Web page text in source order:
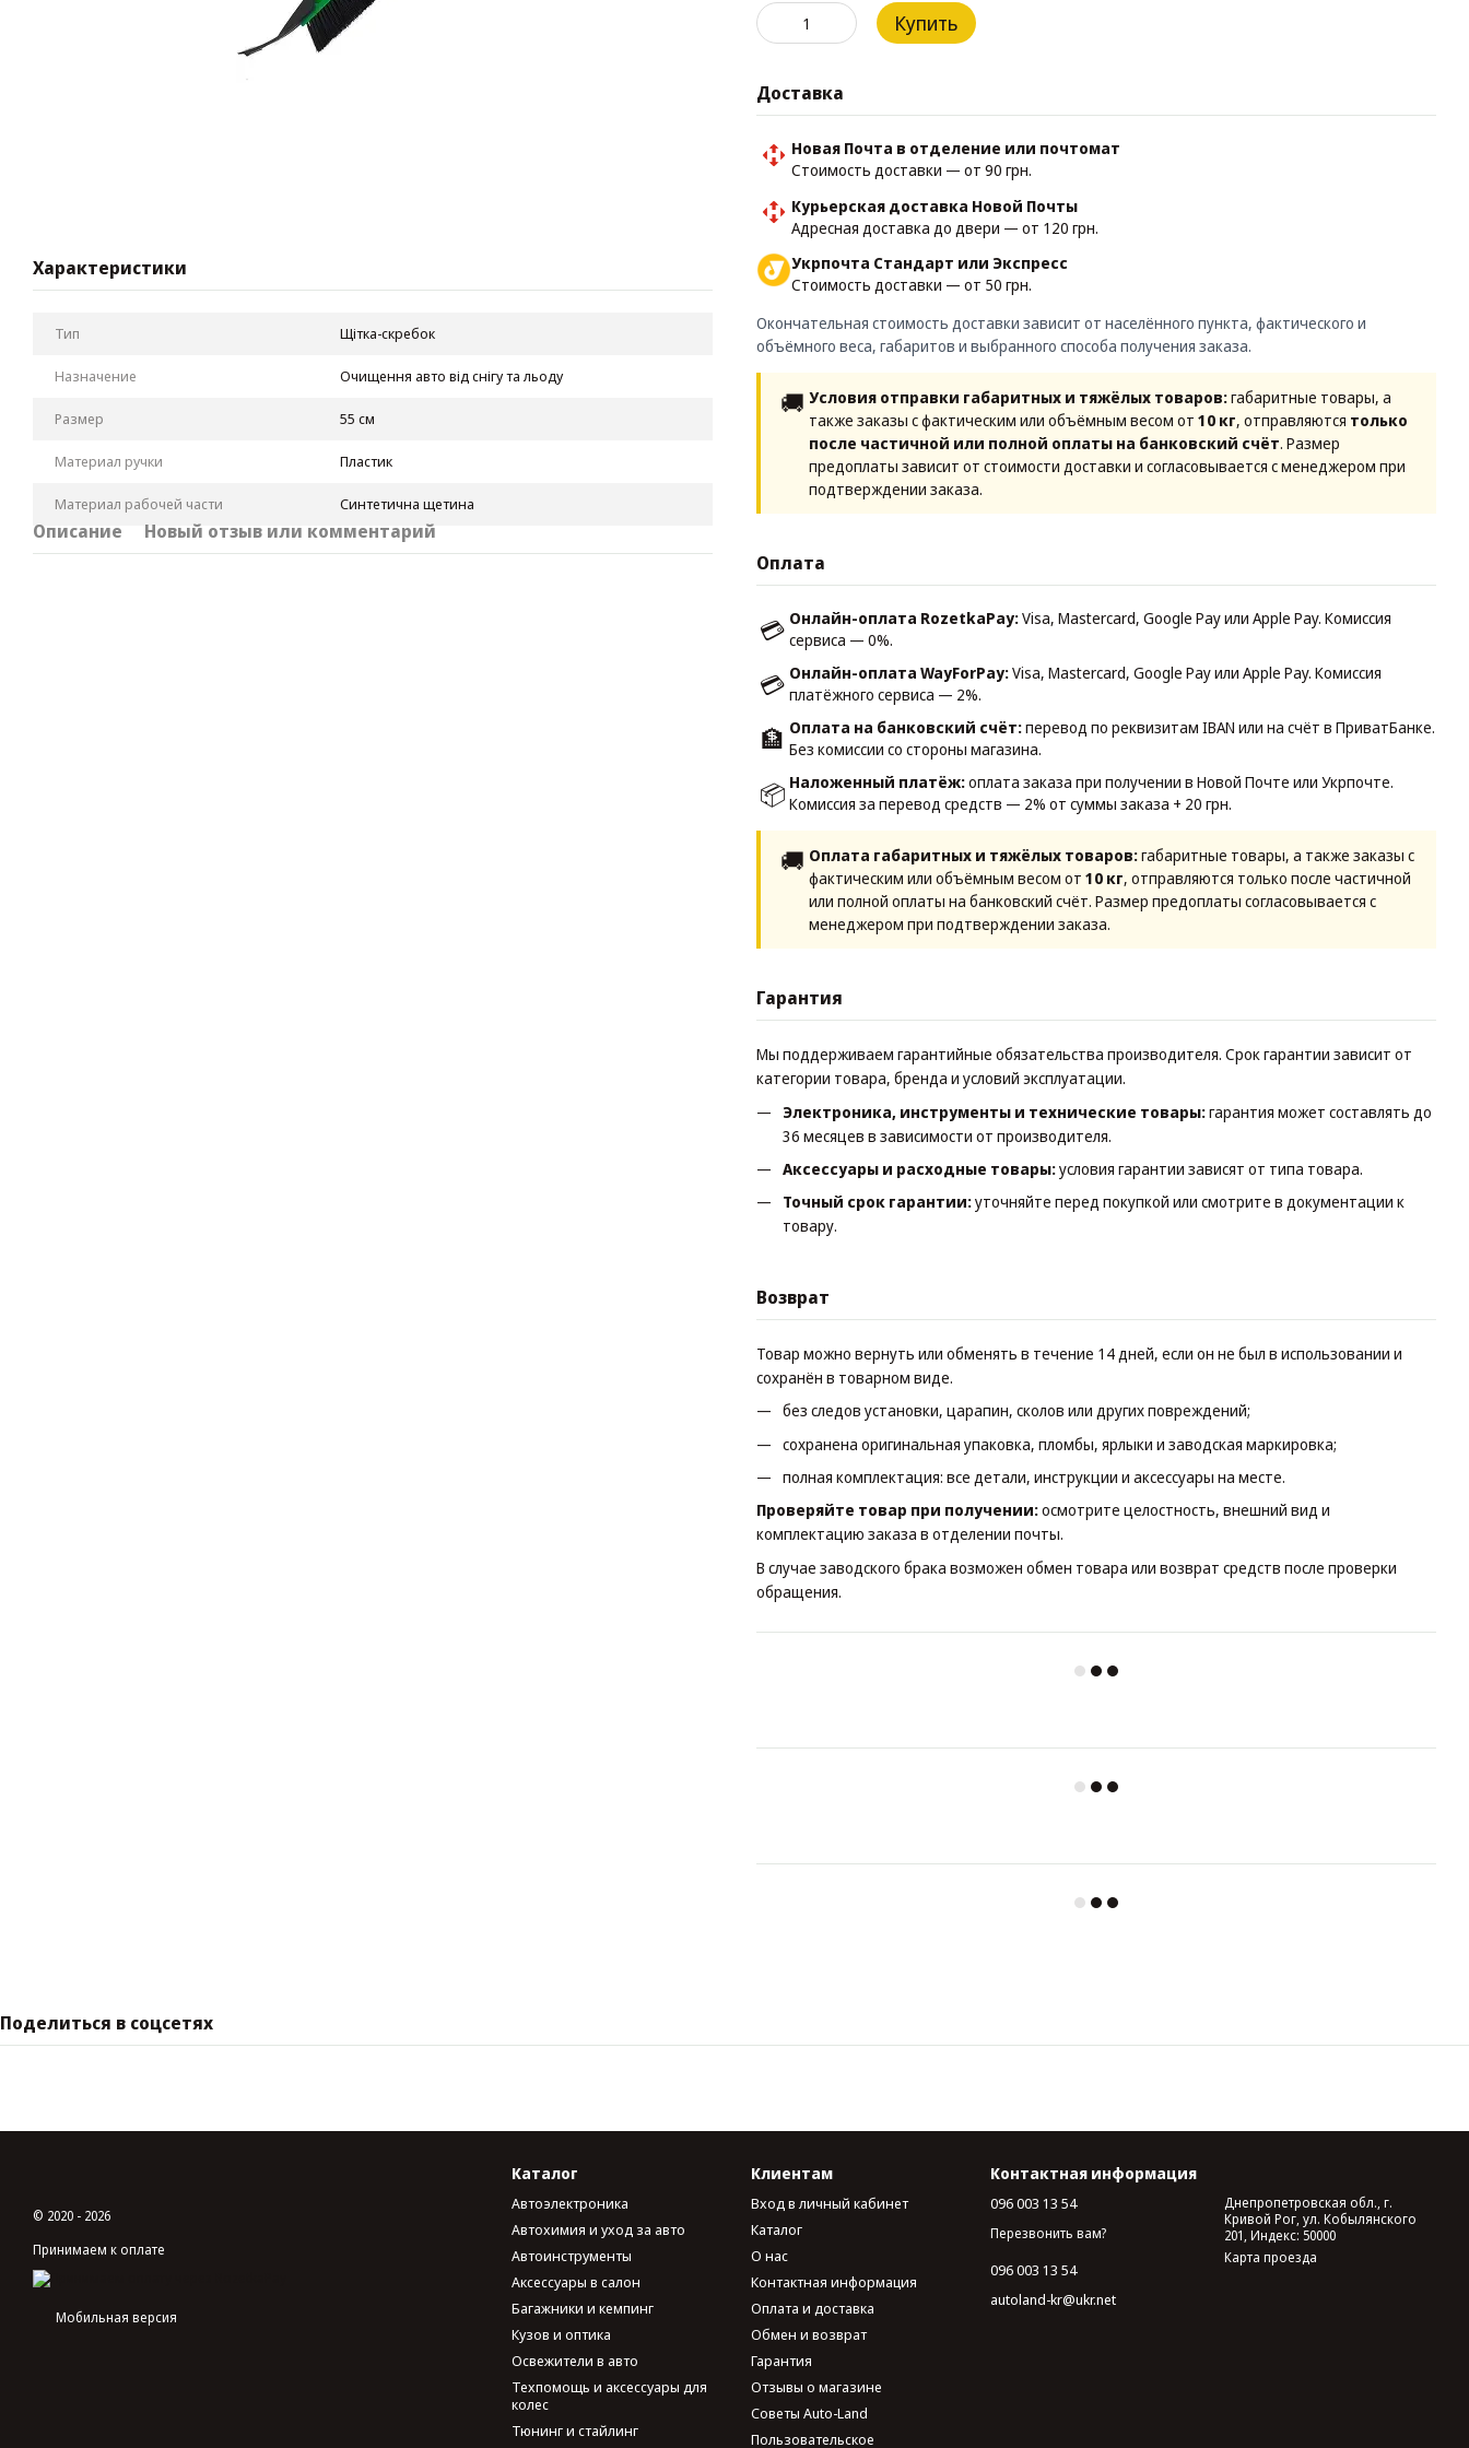
Характеристики
Тип Щітка-скребок
Назначение Очищення авто від снігу та льоду
Размер 55 см
Материал ручки Пластик
Материал рабочей части Синтетична щетина
Описание Новый отзыв или комментарий
Купить
Доставка
Новая Почта в отделение или почтомат
Стоимость доставки — от 90 грн.
Курьерская доставка Новой Почты
Адресная доставка до двери — от 120 грн.
Укрпочта Стандарт или Экспресс
Стоимость доставки — от 50 грн.
Окончательная стоимость доставки зависит от населённого пункта, фактического и
объёмного веса, габаритов и выбранного способа получения заказа.
🚚 Условия отправки габаритных и тяжёлых товаров:габаритные товары, а
также заказы с фактическим или объёмным весом от 10 кг, отправляются только
после частичной или полной оплаты на банковский счёт. Размер
предоплаты зависит от стоимости доставки и согласовывается с менеджером при
подтверждении заказа.
Оплата
💳 Онлайн-оплата RozetkaPay:Visa, Mastercard, Google Pay или Apple Pay. Комиссия
сервиса — 0%.
💳 Онлайн-оплата WayForPay:Visa, Mastercard, Google Pay или Apple Pay. Комиссия
платёжного сервиса — 2%.
🏦 Оплата на банковский счёт:перевод по реквизитам IBAN или на счёт в ПриватБанке.
Без комиссии со стороны магазина.
📦 Наложенный платёж:оплата заказа при получении в Новой Почте или Укрпочте.
Комиссия за перевод средств — 2% от суммы заказа + 20 грн.
🚚 Оплата габаритных и тяжёлых товаров:габаритные товары, а также заказы с
фактическим или объёмным весом от 10 кг, отправляются только после частичной
или полной оплаты на банковский счёт. Размер предоплаты согласовывается с
менеджером при подтверждении заказа.
Гарантия
Мы поддерживаем гарантийные обязательства производителя. Срок гарантии зависит от
категории товара, бренда и условий эксплуатации.
Электроника, инструменты и технические товары:гарантия может составлять до
36 месяцев в зависимости от производителя.
Аксессуары и расходные товары:условия гарантии зависят от типа товара.
Точный срок гарантии:уточняйте перед покупкой или смотрите в документации к
товару.
Возврат
Товар можно вернуть или обменять в течение 14 дней, если он не был в использовании и
сохранён в товарном виде.
без следов установки, царапин, сколов или других повреждений;
сохранена оригинальная упаковка, пломбы, ярлыки и заводская маркировка;
полная комплектация: все детали, инструкции и аксессуары на месте.
Проверяйте товар при получении:осмотрите целостность, внешний вид и
комплектацию заказа в отделении почты.
В случае заводского брака возможен обмен товара или возврат средств после проверки
обращения.
Поделиться в соцсетях
© 2020 - 2026
Принимаем к оплате
Мобильная версия
Каталог
Автоэлектроника
Автохимия и уход за авто
Автоинструменты
Аксессуары в салон
Багажники и кемпинг
Кузов и оптика
Освежители в авто
Техпомощь и аксессуары для
колес
Тюнинг и стайлинг
Клиентам
Вход в личный кабинет
Каталог
О нас
Контактная информация
Оплата и доставка
Обмен и возврат
Гарантия
Отзывы о магазине
Советы Auto-Land
Пользовательское
Контактная информация
096 003 13 54
Перезвонить вам?
096 003 13 54
autoland-kr@ukr.net
Днепропетровская обл., г.
Кривой Рог, ул. Кобылянского
201, Индекс: 50000
Карта проезда